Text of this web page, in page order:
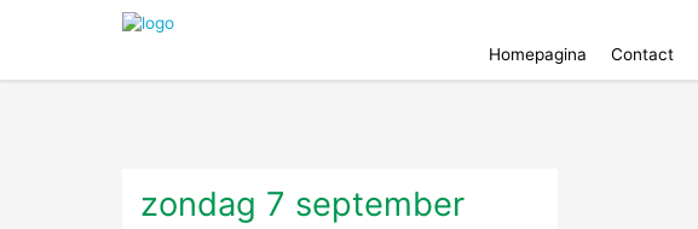
Homepagina Contact
zondag 7 september